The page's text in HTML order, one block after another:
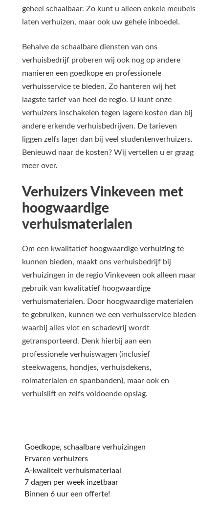
geheel schaalbaar. Zo kunt u alleen enkele meubels
laten verhuizen, maar ook uw gehele inboedel.
Behalve de schaalbare diensten van ons
verhuisbedrijf proberen wij ook nog op andere
manieren een goedkope en professionele
verhuisservice te bieden. Zo hanteren wij het
laagste tarief van heel de regio. U kunt onze
verhuizers inschakelen tegen lagere kosten dan bij
andere erkende verhuisbedrijven. De tarieven
liggen zelfs lager dan bij veel studentenverhuizers.
Benieuwd naar de kosten? Wij vertellen u er graag
meer over.
Verhuizers Vinkeveen met
hoogwaardige
verhuismaterialen
Om een kwalitatief hoogwaardige verhuizing te
kunnen bieden, maakt ons verhuisbedrijf bij
verhuizingen in de regio Vinkeveen ook alleen maar
gebruik van kwalitatief hoogwaardige
verhuismaterialen. Door hoogwaardige materialen
te gebruiken, kunnen we een verhuisservice bieden
waarbij alles vlot en schadevrij wordt
getransporteerd. Denk hierbij aan een
professionele verhuiswagen (inclusief
steekwagens, hondjes, verhuisdekens,
rolmaterialen en spanbanden), maar ook en
verhuislift en zelfs voldoende opslag.
Goedkope, schaalbare verhuizingen
Ervaren verhuizers
A-kwaliteit verhuismateriaal
7 dagen per week inzetbaar
Binnen 6 uur een offerte!